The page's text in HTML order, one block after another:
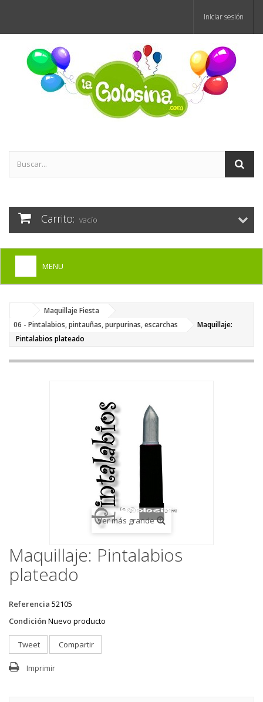
Iniciar sesión
Carrito: vacío
MENU
DISFRACES PARA ADULTOS
+
DISFRACES INFANTILES
+
COMPLEMENTOS
PELUCAS, GORROS, CARETAS
Maquillaje Fiesta
06 - Pintalabios, pintauñas, purpurinas, escarchas
Maquillaje:
Pintalabios plateado
Ver más grande
Maquillaje: Pintalabios
plateado
Referencia 52105
Condición Nuevo producto
Tweet Compartir
Imprimir